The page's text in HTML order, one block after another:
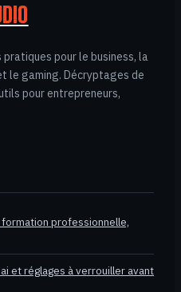
pour le business, la
le gaming. Décryptages de
pour entrepreneurs,
professionnelle,
et réglages à verrouiller avant